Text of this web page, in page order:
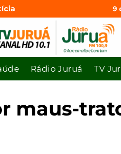
9
Rádio Juruá TV
maus-